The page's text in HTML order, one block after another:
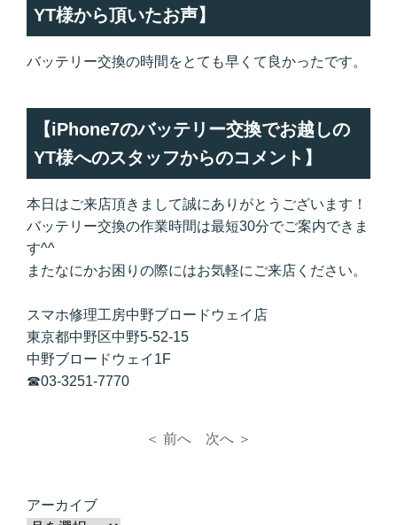
YT様から頂いたお声】
バッテリー交換の時間をとても早くて良かったです。
【iPhone7のバッテリー交換でお越しの
YT様へのスタッフからのコメント】
本日はご来店頂きまして誠にありがとうございます！
バッテリー交換の作業時間は最短30分でご案内できま
す^^
またなにかお困りの際にはお気軽にご来店ください。
スマホ修理工房中野ブロードウェイ店
東京都中野区中野5-52-15
中野ブロードウェイ1F
☎03-3251-7770
＜ 前へ 次へ ＞
アーカイブ